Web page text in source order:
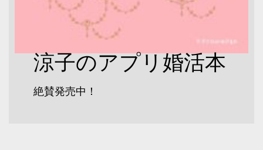
涼子のアプリ婚活本
絶賛発売中！